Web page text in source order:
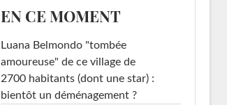
EN CE MOMENT
Luana Belmondo "tombée
amoureuse" de ce village de
2700 habitants (dont une star) :
bientôt un déménagement ?